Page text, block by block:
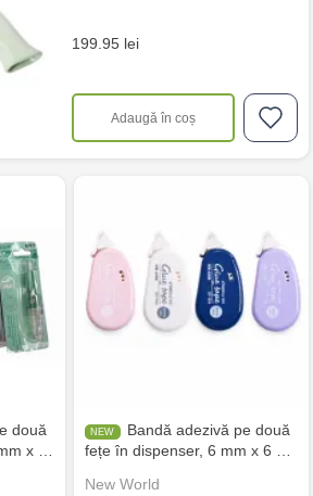
199.95 lei
Adaugă în coș
două
x …
Bandă adezivă pe două
fețe în dispenser, 6 mm x 6 …
New World